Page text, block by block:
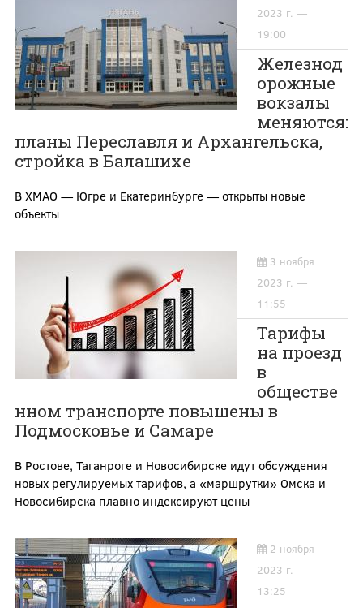
2023 г. —
19:00
Железнод
орожные
вокзалы
меняются:
планы Переславля и Архангельска,
стройка в Балашихе
В ХМАО — Югре и Екатеринбурге — открыты новые
объекты
3 ноября
2023 г. —
11:55
Тарифы
на проезд
в
обществе
нном транспорте повышены в
Подмосковье и Самаре
В Ростове, Таганроге и Новосибирске идут обсуждения
новых регулируемых тарифов, а «маршрутки» Омска и
Новосибирска плавно индексируют цены
2 ноября
2023 г. —
13:25